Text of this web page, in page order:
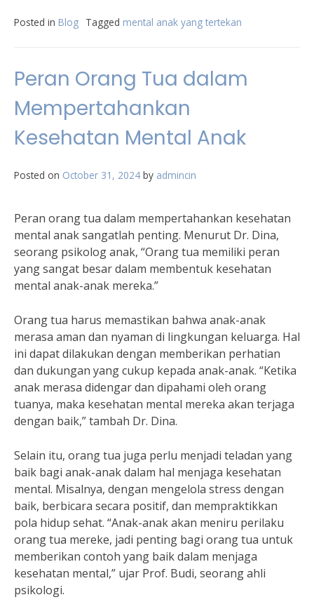
Posted in Blog Tagged mental anak yang tertekan
Peran Orang Tua dalam
Mempertahankan
Kesehatan Mental Anak
Posted on October 31, 2024 by admincin
Peran orang tua dalam mempertahankan kesehatan
mental anak sangatlah penting. Menurut Dr. Dina,
seorang psikolog anak, “Orang tua memiliki peran
yang sangat besar dalam membentuk kesehatan
mental anak-anak mereka.”
Orang tua harus memastikan bahwa anak-anak
merasa aman dan nyaman di lingkungan keluarga. Hal
ini dapat dilakukan dengan memberikan perhatian
dan dukungan yang cukup kepada anak-anak. “Ketika
anak merasa didengar dan dipahami oleh orang
tuanya, maka kesehatan mental mereka akan terjaga
dengan baik,” tambah Dr. Dina.
Selain itu, orang tua juga perlu menjadi teladan yang
baik bagi anak-anak dalam hal menjaga kesehatan
mental. Misalnya, dengan mengelola stress dengan
baik, berbicara secara positif, dan mempraktikkan
pola hidup sehat. “Anak-anak akan meniru perilaku
orang tua mereke, jadi penting bagi orang tua untuk
memberikan contoh yang baik dalam menjaga
kesehatan mental,” ujar Prof. Budi, seorang ahli
psikologi.